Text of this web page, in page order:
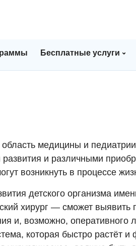
Бесплатные услуги
медицины и
и различными
возникнуть в процессе
детского организма
хирург — сможет выявить
и, возможно, оперативного
которая быстро растёт